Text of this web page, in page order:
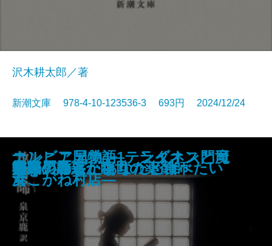
戦車兵の栄光─マチルダ単騎行─
黒雪姫と七人の怪物 最愛の人を
殺されたので黒衣の悪女になって
復讐を誓います
紫姫の国〔上〕
紫姫の国〔下〕
工藤會事件
財布は踊る
晴れの日散歩
ぼけますから、よろしくお願いし
ます。 おかえりお母さん
つゆのあとさき・カッフェー一夕
話
キャラヴァンは進む─銀河を渡るI
─
沢木耕太郎／著
新潮文庫 978-4-10-123536-3 693円 2024/12/24
少年の君
ナルニア国物語1 ライオンと魔
女
コンビニ兄弟4―テンダネス門司
港こがね村店―
守り刀のうた
堕天の誘惑 幽世の薬剤師
熔果
邯鄲の島遥かなり〔下〕
救国ゲーム
もういちど、あなたと食べたい
ベージュ